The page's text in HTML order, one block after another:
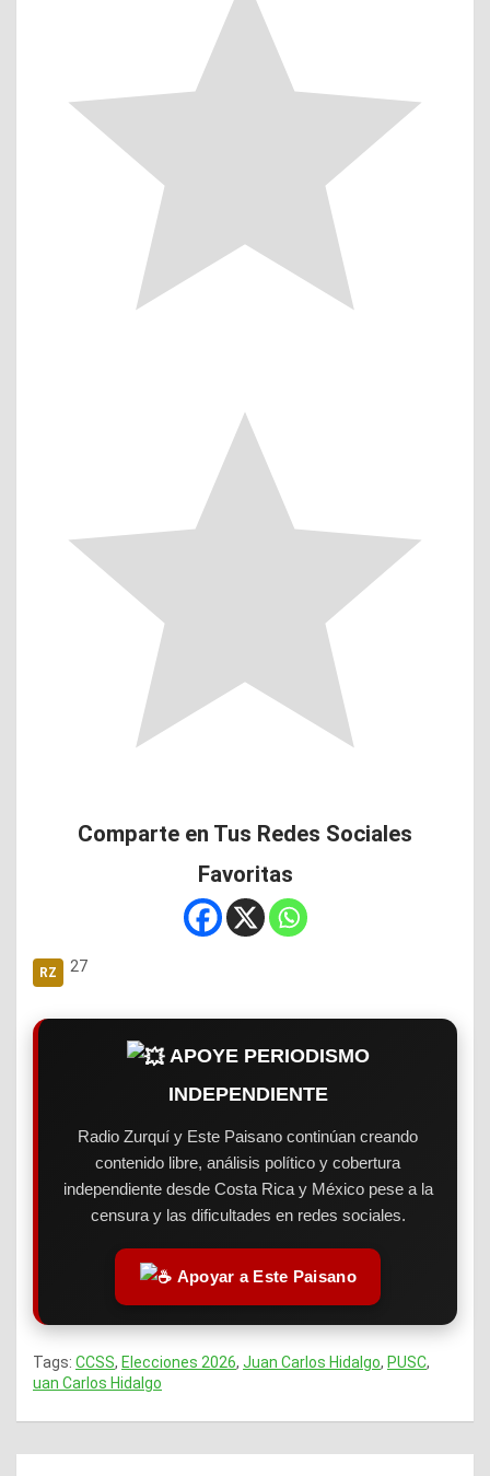
Comparte en Tus Redes Sociales
Favoritas
27
APOYE PERIODISMO
INDEPENDIENTE
Radio Zurquí y Este Paisano continúan creando
contenido libre, análisis político y cobertura
independiente desde Costa Rica y México pese a la
censura y las dificultades en redes sociales.
Apoyar a Este Paisano
Tags: CCSS, Elecciones 2026, Juan Carlos Hidalgo, PUSC,
uan Carlos Hidalgo